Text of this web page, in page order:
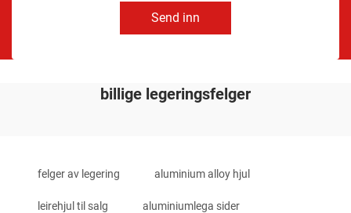
Send inn
billige legeringsfelger
felger av legering aluminium alloy hjul
leirehjul til salg aluminiumlega sider